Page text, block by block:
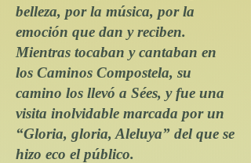
belleza, por la música, por la
emoción que dan y reciben.
Mientras tocaban y cantaban en
los Caminos Compostela, su
camino los llevó a Sées, y fue una
visita inolvidable marcada por un
“Gloria, gloria, Aleluya” del que se
hizo eco el público.